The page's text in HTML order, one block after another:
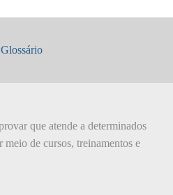
Glossário
que atende a determinados
de cursos, treinamentos e